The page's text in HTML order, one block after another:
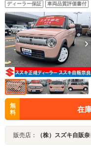
ディーラー保証 車両品質評価書付
無
料
在
販売店： （株）スズキ自販奈良